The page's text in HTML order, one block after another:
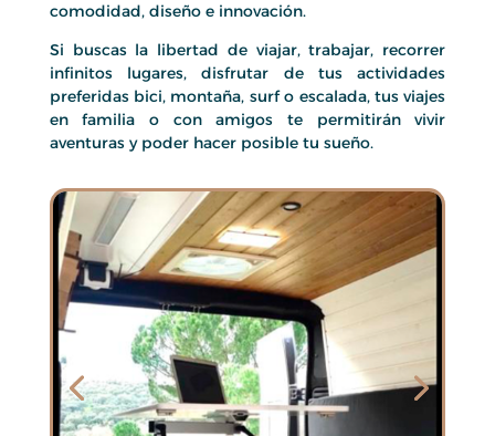
comodidad, diseño e innovación.
Si buscas la libertad de viajar, trabajar, recorrer
infinitos lugares, disfrutar de tus actividades
preferidas bici, montaña, surf o escalada, tus viajes
en familia o con amigos te permitirán vivir
aventuras y poder hacer posible tu sueño.